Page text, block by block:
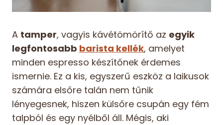
A tamper, vagyis kávétömörítő az egyik
legfontosabb barista kellék, amelyet
minden espresso készítőnek érdemes
ismernie. Ez a kis, egyszerű eszköz a laikusok
számára elsőre talán nem tűnik
lényegesnek, hiszen külsőre csupán egy fém
talpból és egy nyélből áll. Mégis, aki